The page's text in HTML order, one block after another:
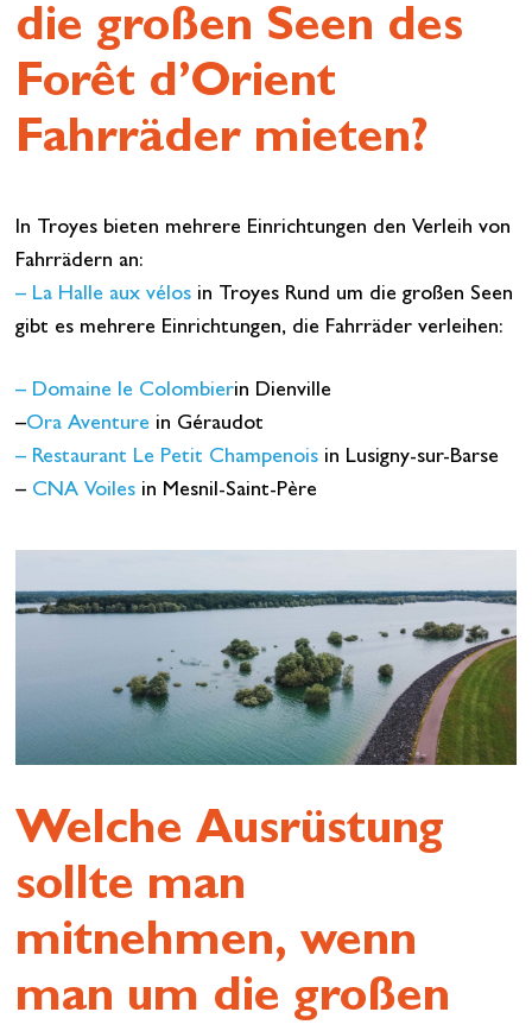
die großen Seen des
Forêt d’Orient
Fahrräder mieten?
In Troyes bieten mehrere Einrichtungen den Verleih von
Fahrrädern an:
– La Halle aux vélosin Troyes Rund um die großen Seen
gibt es mehrere Einrichtungen, die Fahrräder verleihen:
– Domaine le Colombierin Dienville
–Ora Aventure in Géraudot
– Restaurant Le Petit Champenoisin Lusigny-sur-Barse
– CNA Voilesin Mesnil-Saint-Père
Welche Ausrüstung
sollte man
mitnehmen, wenn
man um die großen